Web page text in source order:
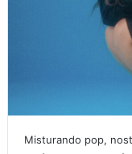
Misturando pop,